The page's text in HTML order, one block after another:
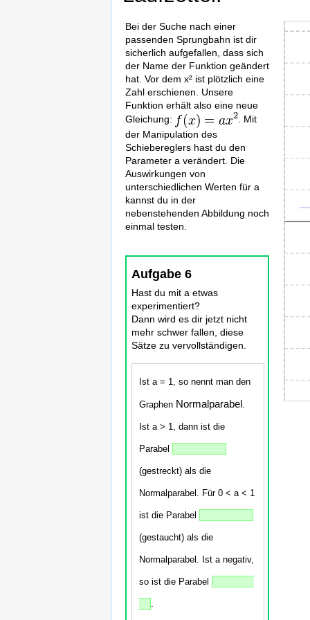
du
Bei der Suche nach einer
passenden Sprungbahn ist dir
sicherlich aufgefallen, dass sich
der Name der Funktion geändert
hat. Vor dem x² ist plötzlich eine
Zahl erschienen. Unsere
Funktion erhält also eine neue
Gleichung:
. Mit
der Manipulation des
Schiebereglers hast du den
Parameter a verändert. Die
Auswirkungen von
unterschiedlichen Werten für a
kannst du in der
nebenstehenden Abbildung noch
einmal testen.
Aufgabe 6
Hast du mit a etwas
experimentiert?
Dann wird es dir jetzt nicht
mehr schwer fallen, diese
Sätze zu vervollständigen.
Ist a = 1, so nennt man den
Graphen Normalparabel .
Ist a > 1, dann ist die
Parabel
(gestreckt) als die
Normalparabel. Für 0 < a < 1
ist die Parabel
(gestaucht) als die
Normalparabel. Ist a negativ,
so ist die Parabel
.
du
die
mit
der
f
open
x
close
x²
da
a
1.
a
mit
Hilfe
fg